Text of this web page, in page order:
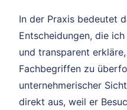
In der Praxis bedeutet
Entscheidungen, die
und transparent
Fachbegriffen zu
unternehmerischer
direkt aus, weil er